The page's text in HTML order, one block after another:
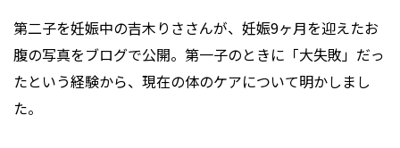
第二子を妊娠中の吉木りささんが、妊娠9ヶ月を迎えたお
腹の写真をブログで公開。第一子のときに「大失敗」だっ
たという経験から、現在の体のケアについて明かしまし
た。